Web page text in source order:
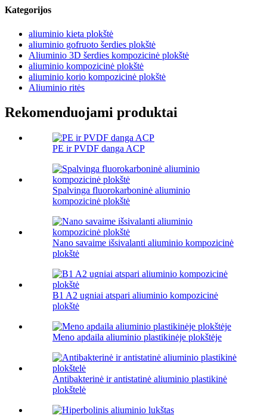
Kategorijos
aliuminio kieta plokštė
aliuminio gofruoto šerdies plokštė
Aliuminio 3D šerdies kompozicinė plokštė
aliuminio kompozicinė plokštė
aliuminio korio kompozicinė plokštė
Aliuminio ritės
Rekomenduojami produktai
PE ir PVDF danga ACP
Spalvinga fluorokarboninė aliuminio
kompozicinė plokštė
Nano savaime išsivalanti aliuminio kompozicinė
plokštė
B1 A2 ugniai atspari aliuminio kompozicinė
plokštė
Meno apdaila aliuminio plastikinėje plokštėje
Antibakterinė ir antistatinė aliuminio plastikinė
plokštelė